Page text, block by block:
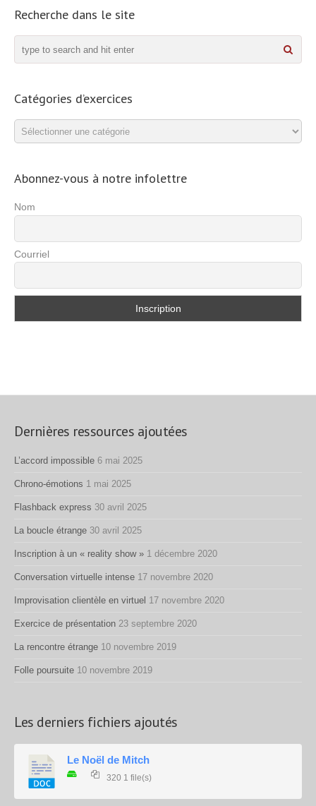
Recherche dans le site
Catégories d’exercices
Catégories
d’exercices
Abonnez-vous à notre infolettre
Nom
Courriel
Dernières ressources ajoutées
L’accord impossible 6 mai 2025
Chrono-émotions 1 mai 2025
Flashback express 30 avril 2025
La boucle étrange 30 avril 2025
Inscription à un « reality show » 1 décembre 2020
Conversation virtuelle intense 17 novembre 2020
Improvisation clientèle en virtuel 17 novembre 2020
Exercice de présentation 23 septembre 2020
La rencontre étrange 10 novembre 2019
Folle poursuite 10 novembre 2019
Les derniers fichiers ajoutés
Le Noël de Mitch
320 1 file(s)